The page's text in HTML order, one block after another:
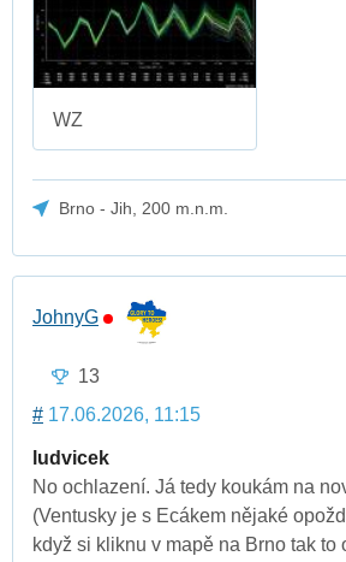
WZ
Brno - Jih, 200 m.n.m.
JohnyG
13
# 17.06.2026, 11:15
ludvicek
No ochlazení. Já tedy koukám na
(Ventusky je s Ecákem nějaké
když si kliknu v mapě na Brno tak to